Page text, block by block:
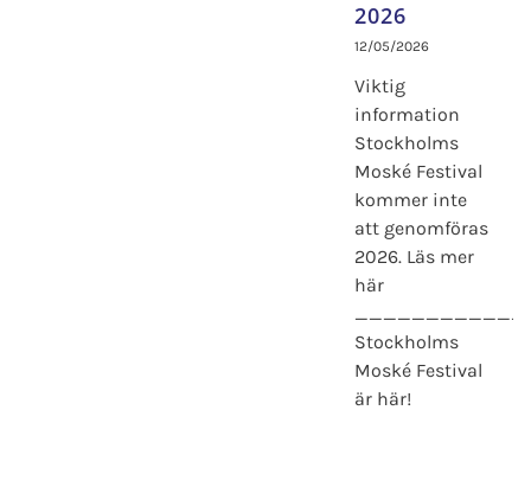
2026
12/05/2026
Viktig
information
Stockholms
Moské Festival
kommer inte
att genomföras
2026. Läs mer
här
Stockholms
Moské Festival
är här!